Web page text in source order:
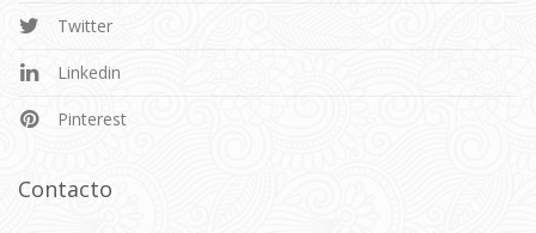
Twitter
Linkedin
Pinterest
Contacto